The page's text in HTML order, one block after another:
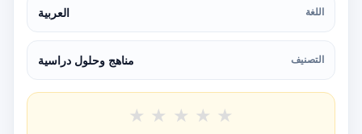
اللغة العربية
التصنيف مناهج وحلول دراسية
★ ★ ★ ★ ★